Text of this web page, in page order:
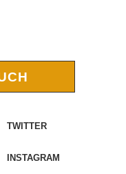
TWITTER
INSTAGRAM